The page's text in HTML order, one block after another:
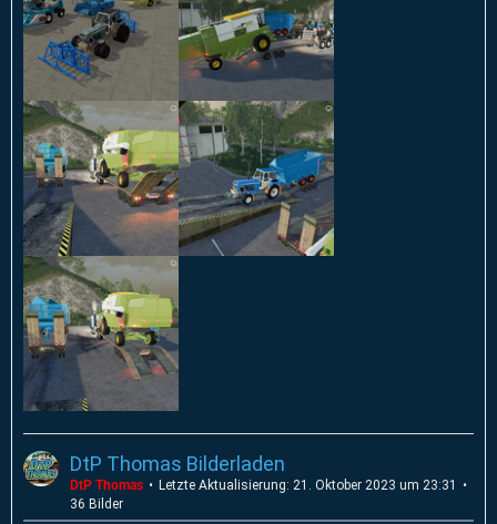
DtP Thomas Bilderladen
DtP Thomas Letzte Aktualisierung: 21. Oktober 2023 um 23:31
36 Bilder